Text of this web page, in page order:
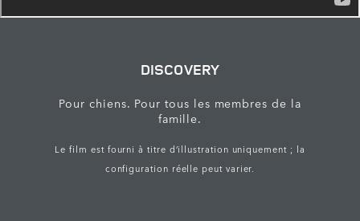
DISCOVERY
Pour chiens. Pour tous les membres de la
famille.
Le film est fourni à titre d’illustration uniquement ; la
configuration réelle peut varier.